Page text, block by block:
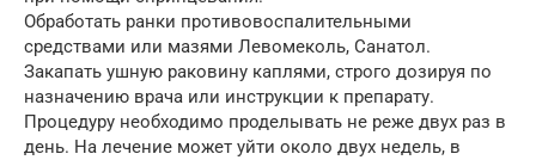
Обработать ранки противовоспалительными
средствами или мазями Левомеколь, Санатол.
Закапать ушную раковину каплями, строго дозируя по
назначению врача или инструкции к препарату.
Процедуру необходимо проделывать не реже двух раз в
день. На лечение может уйти около двух недель, в